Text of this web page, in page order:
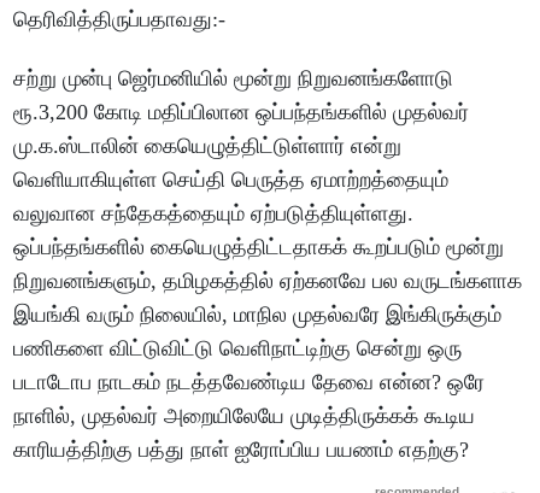
தெரிவித்திருப்பதாவது:-
சற்று முன்பு ஜெர்மனியில் மூன்று நிறுவனங்களோடு
ரூ.3,200 கோடி மதிப்பிலான ஒப்பந்தங்களில் முதல்வர்
மு.க.ஸ்டாலின் கையெழுத்திட்டுள்ளார் என்று
வெளியாகியுள்ள செய்தி பெருத்த ஏமாற்றத்தையும்
வலுவான சந்தேகத்தையும் ஏற்படுத்தியுள்ளது.
ஒப்பந்தங்களில் கையெழுத்திட்டதாகக் கூறப்படும் மூன்று
நிறுவனங்களும், தமிழகத்தில் ஏற்கனவே பல வருடங்களாக
இயங்கி வரும் நிலையில், மாநில முதல்வரே இங்கிருக்கும்
பணிகளை விட்டுவிட்டு வெளிநாட்டிற்கு சென்று ஒரு
படாடோப நாடகம் நடத்தவேண்டிய தேவை என்ன? ஒரே
நாளில், முதல்வர் அறையிலேயே முடித்திருக்கக் கூடிய
காரியத்திற்கு பத்து நாள் ஐரோப்பிய பயணம் எதற்கு?